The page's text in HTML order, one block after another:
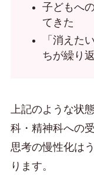
子どもへ
てきた
「消えた
ちが繰り
上記のような状
科・精神科への
思考の慢性化は
ります。